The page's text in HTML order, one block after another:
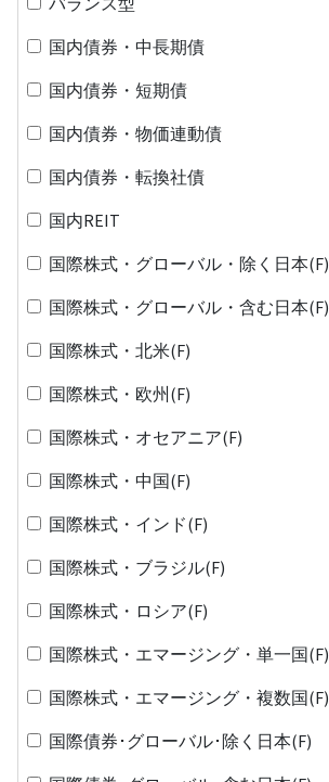
国内債券・中長期債
国内債券・短期債
国内債券・物価連動債
国内債券・転換社債
国内REIT
国際株式・グローバル・除く日本(F)
国際株式・グローバル・含む日本(F)
国際株式・北米(F)
国際株式・欧州(F)
国際株式・オセアニア(F)
国際株式・中国(F)
国際株式・インド(F)
国際株式・ブラジル(F)
国際株式・ロシア(F)
国際株式・エマージング・単一国(F)
国際株式・エマージング・複数国(F)
国際債券･グローバル･除く日本(F)